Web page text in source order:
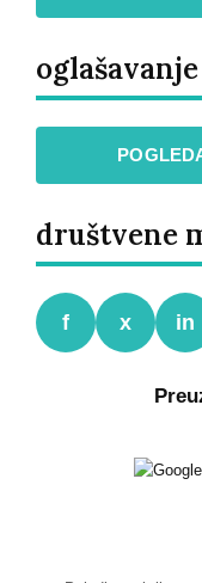
oglašavanje
društvene
f x in